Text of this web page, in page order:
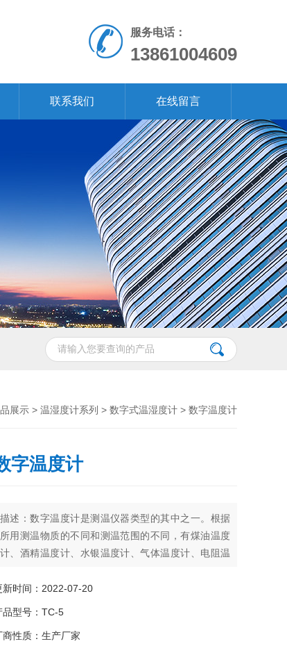
服务电话：
13861004609
联系我们 在线留言
展示 > 温湿度计系列 > 数字式温湿度计 > 数字温度计
字温度计
描述：数字温度计是测温仪器类型的其中之一。根据
所用测温物质的不同和测温范围的不同，有煤油温度
计、酒精温度计、水银温度计、气体温度计、电阻温
双金属温度计等。
数字温度计可以准确的判断和测量温度，以数字显
度表。
新时间：2022-07-20
品型号：TC-5
商性质：生产厂家